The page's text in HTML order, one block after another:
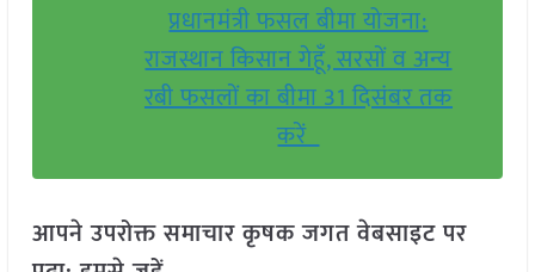
प्रधानमंत्री फसल बीमा योजना:
राजस्थान किसान गेहूँ, सरसों व अन्य
रबी फसलों का बीमा 31 दिसंबर तक
करें
आपने उपरोक्त समाचार कृषक जगत वेबसाइट पर